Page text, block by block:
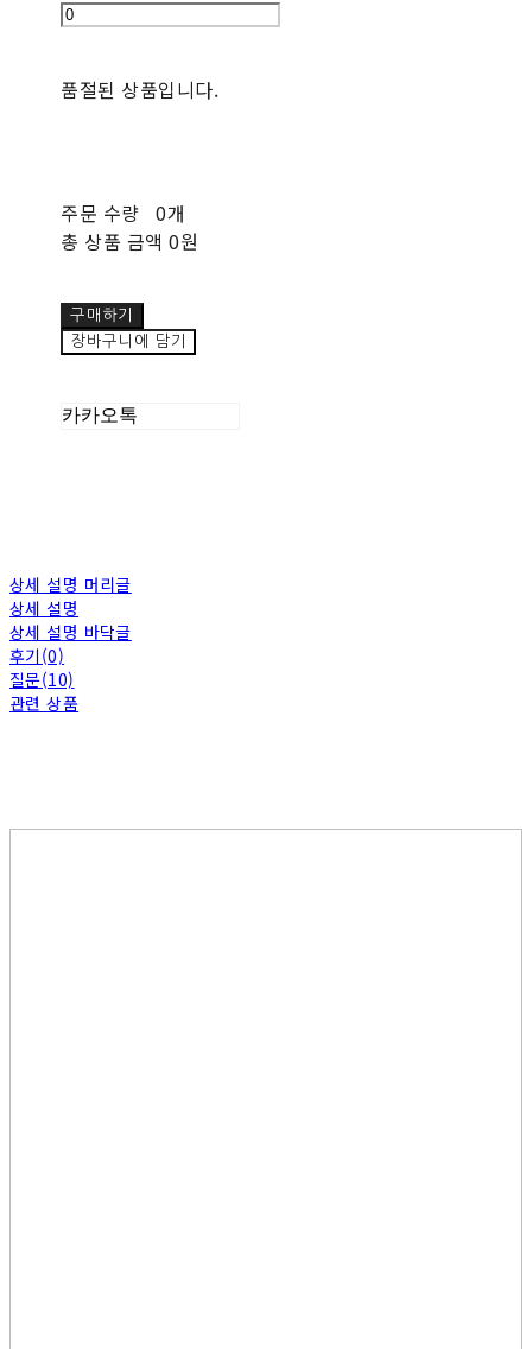
품절된 상품입니다.
주문 수량 0개
총 상품 금액 0원
구매하기
장바구니에 담기
카카오톡
상세 설명 머리글
상세 설명
상세 설명 바닥글
후기(0)
질문(10)
관련 상품